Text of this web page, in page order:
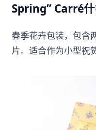
Spring” Carré
春季花卉包装，包含
片。适合作为小型祝